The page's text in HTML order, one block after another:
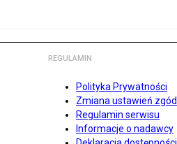
REGULAMIN
Polityka Prywatności
Zmiana ustawień zgód
Regulamin serwisu
Informacje o nadawcy